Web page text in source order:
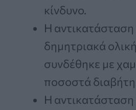
κίνδυνο.
Η
δημητριακά
συνδέθηκε με
ποσοστά
Η